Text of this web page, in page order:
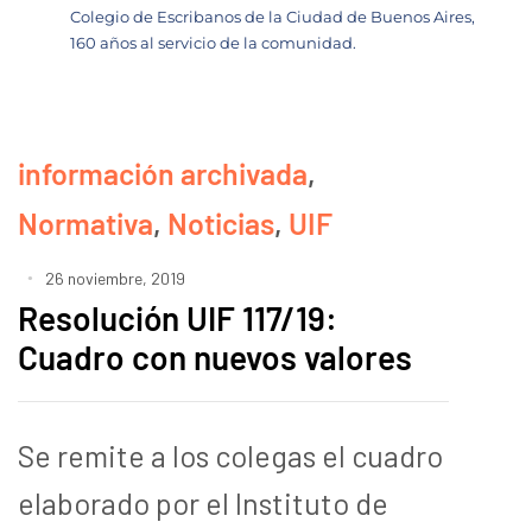
Colegio de Escribanos de la Ciudad de Buenos Aires,
160 años al servicio de la comunidad.
información archivada,
Normativa, Noticias, UIF
26 noviembre, 2019
Resolución UIF 117/19:
Cuadro con nuevos valores
Se remite a los colegas el cuadro
elaborado por el Instituto de